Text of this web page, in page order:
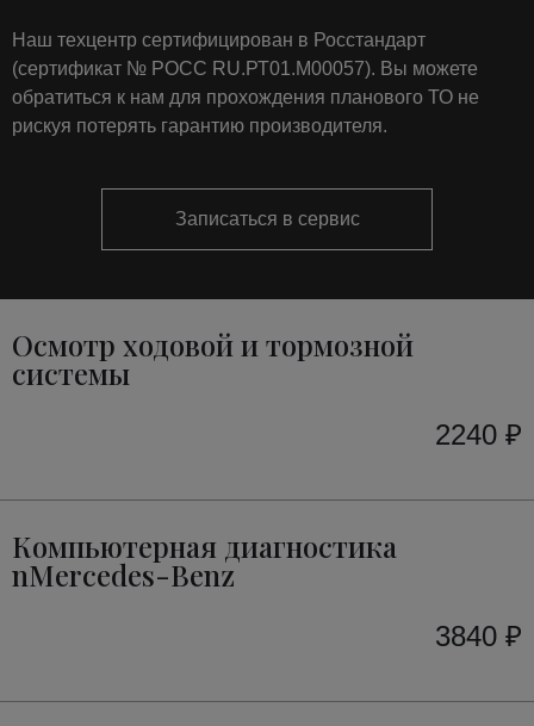
Наш техцентр сертифицирован в Росстандарт
(сертификат № РОСС RU.РТ01.М00057). Вы можете
обратиться к нам для прохождения планового ТО не
рискуя потерять гарантию производителя.
Записаться в сервис
Осмотр ходовой и тормозной
системы
2240 ₽
Компьютерная диагностика
nMercedes-Benz
3840 ₽